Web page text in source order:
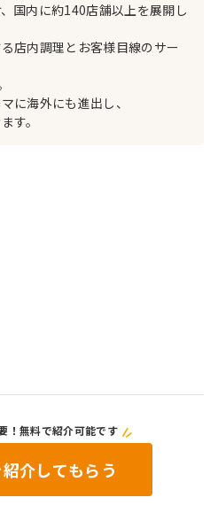
国内に約140店舗以上を展開し
店内調理とお客様目線のサー
に海外にも進出し、
す。
！無料で紹介可能です
介してもらう